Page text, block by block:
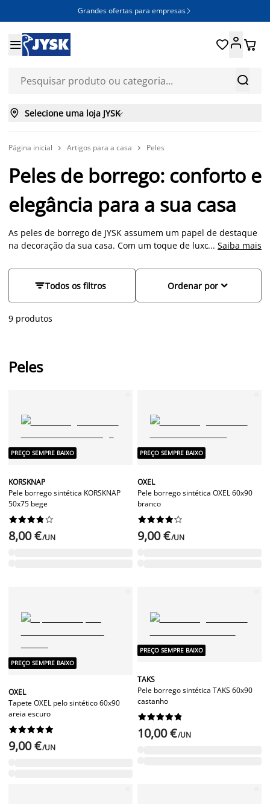
Grandes ofertas para empresas 


 
 Selecione uma loja JYSK
Página inicial  Artigos para a casa  Peles
Peles de borrego: conforto e
elegância para a sua casa
As peles de borrego de JYSK assumem um papel de destaque
na decoração da sua casa. Com um toque de luxo e
acolhedora e aconchegante, realçando o conforto e a
elegância do espaço.
... Saiba mais
Todos os filtros 
Ordenar por
9 produtos
Peles
PREÇO SEMPRE BAIXO
KORSKNAP
Pele borrego sintética KORSKNAP
50x75 bege






8,00 €/UN
PREÇO SEMPRE BAIXO
OXEL
Pele borrego sintética OXEL 60x90
branco






9,00 €/UN
PREÇO SEMPRE BAIXO
OXEL
Tapete OXEL pelo sintético 60x90
areia escuro






9,00 €/UN
PREÇO SEMPRE BAIXO
TAKS
Pele borrego sintética TAKS 60x90
castanho






10,00 €/UN